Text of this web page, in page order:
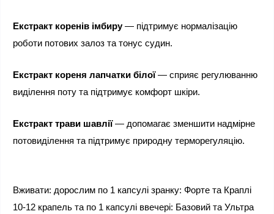
Екстракт коренів імбиру — підтримує нормалізацію
роботи потових залоз та тонус судин.
Екстракт кореня лапчатки білої — сприяє регулюванню
виділення поту та підтримує комфорт шкіри.
Екстракт трави шавлії — допомагає зменшити надмірне
потовиділення та підтримує природну терморегуляцію.
Вживати: дорослим по 1 капсулі зранку: Форте та Краплі
10-12 крапель та по 1 капсулі ввечері: Базовий та Ультра